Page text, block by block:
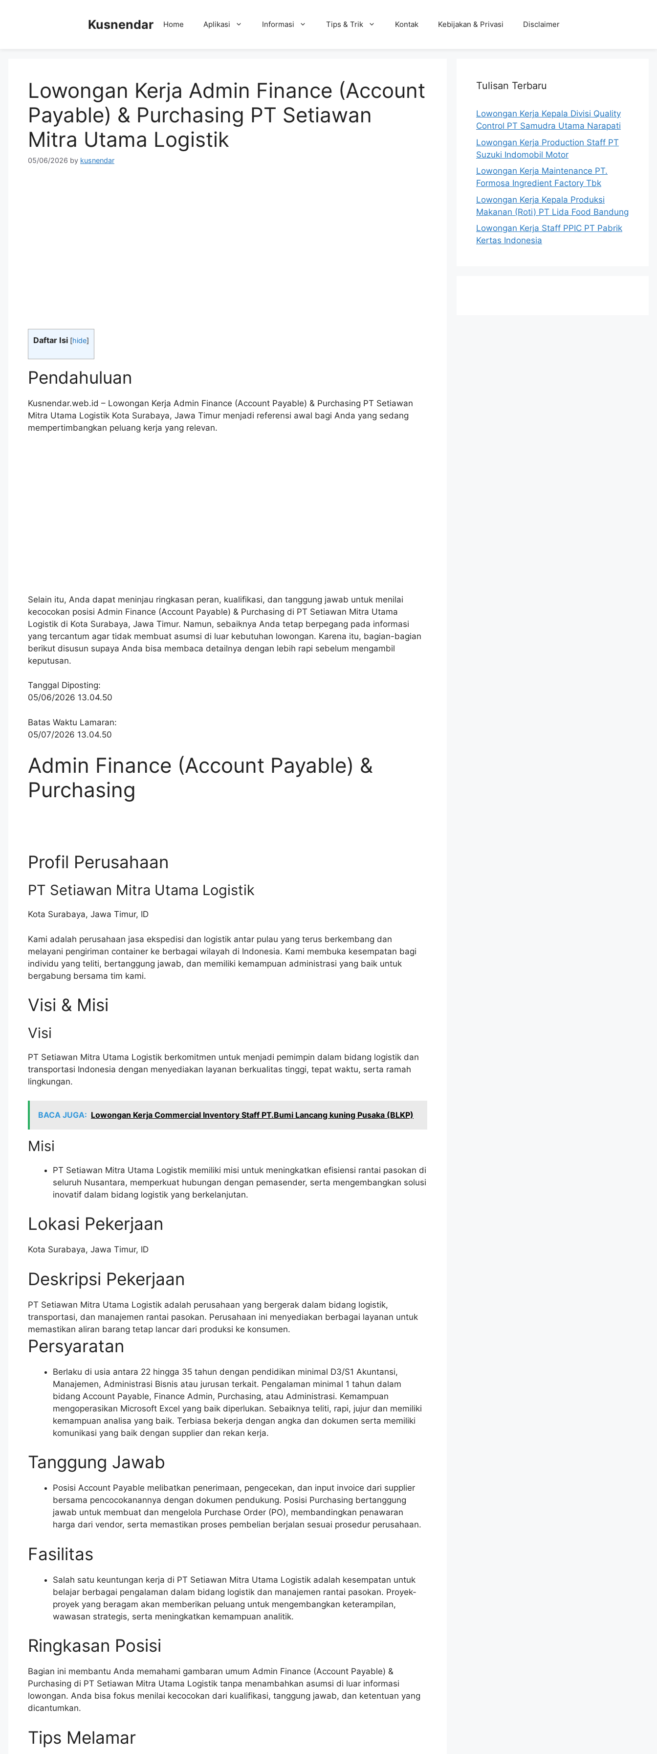
Kusnendar Home Aplikasi Informasi Tips & Trik Kontak Kebijakan & Privasi Disclaimer
Lowongan Kerja Admin Finance (Account
Payable) & Purchasing PT Setiawan
Mitra Utama Logistik
05/06/2026 by kusnendar
Daftar Isi [hide]
Pendahuluan
Kusnendar.web.id – Lowongan Kerja Admin Finance (Account Payable) & Purchasing PT Setiawan
Mitra Utama Logistik Kota Surabaya, Jawa Timur menjadi referensi awal bagi Anda yang sedang
mempertimbangkan peluang kerja yang relevan.
Selain itu, Anda dapat meninjau ringkasan peran, kualifikasi, dan tanggung jawab untuk menilai
kecocokan posisi Admin Finance (Account Payable) & Purchasing di PT Setiawan Mitra Utama
Logistik di Kota Surabaya, Jawa Timur. Namun, sebaiknya Anda tetap berpegang pada informasi
yang tercantum agar tidak membuat asumsi di luar kebutuhan lowongan. Karena itu, bagian-bagian
berikut disusun supaya Anda bisa membaca detailnya dengan lebih rapi sebelum mengambil
keputusan.
Tanggal Diposting:
05/06/2026 13.04.50
Batas Waktu Lamaran:
05/07/2026 13.04.50
Admin Finance (Account Payable) &
Purchasing
Profil Perusahaan
PT Setiawan Mitra Utama Logistik
Kota Surabaya, Jawa Timur, ID
Kami adalah perusahaan jasa ekspedisi dan logistik antar pulau yang terus berkembang dan
melayani pengiriman container ke berbagai wilayah di Indonesia. Kami membuka kesempatan bagi
individu yang teliti, bertanggung jawab, dan memiliki kemampuan administrasi yang baik untuk
bergabung bersama tim kami.
Visi & Misi
Visi
PT Setiawan Mitra Utama Logistik berkomitmen untuk menjadi pemimpin dalam bidang logistik dan
transportasi Indonesia dengan menyediakan layanan berkualitas tinggi, tepat waktu, serta ramah
lingkungan.
BACA JUGA: Lowongan Kerja Commercial Inventory Staff PT.Bumi Lancang kuning Pusaka (BLKP)
Misi
PT Setiawan Mitra Utama Logistik memiliki misi untuk meningkatkan efisiensi rantai pasokan di
seluruh Nusantara, memperkuat hubungan dengan pemasender, serta mengembangkan solusi
inovatif dalam bidang logistik yang berkelanjutan.
Lokasi Pekerjaan
Kota Surabaya, Jawa Timur, ID
Deskripsi Pekerjaan
PT Setiawan Mitra Utama Logistik adalah perusahaan yang bergerak dalam bidang logistik,
transportasi, dan manajemen rantai pasokan. Perusahaan ini menyediakan berbagai layanan untuk
memastikan aliran barang tetap lancar dari produksi ke konsumen.
Persyaratan
Berlaku di usia antara 22 hingga 35 tahun dengan pendidikan minimal D3/S1 Akuntansi,
Manajemen, Administrasi Bisnis atau jurusan terkait. Pengalaman minimal 1 tahun dalam
bidang Account Payable, Finance Admin, Purchasing, atau Administrasi. Kemampuan
mengoperasikan Microsoft Excel yang baik diperlukan. Sebaiknya teliti, rapi, jujur dan memiliki
kemampuan analisa yang baik. Terbiasa bekerja dengan angka dan dokumen serta memiliki
komunikasi yang baik dengan supplier dan rekan kerja.
Tanggung Jawab
Posisi Account Payable melibatkan penerimaan, pengecekan, dan input invoice dari supplier
bersama pencocokanannya dengan dokumen pendukung. Posisi Purchasing bertanggung
jawab untuk membuat dan mengelola Purchase Order (PO), membandingkan penawaran
harga dari vendor, serta memastikan proses pembelian berjalan sesuai prosedur perusahaan.
Fasilitas
Salah satu keuntungan kerja di PT Setiawan Mitra Utama Logistik adalah kesempatan untuk
belajar berbagai pengalaman dalam bidang logistik dan manajemen rantai pasokan. Proyek-
proyek yang beragam akan memberikan peluang untuk mengembangkan keterampilan,
wawasan strategis, serta meningkatkan kemampuan analitik.
Ringkasan Posisi
Bagian ini membantu Anda memahami gambaran umum Admin Finance (Account Payable) &
Purchasing di PT Setiawan Mitra Utama Logistik tanpa menambahkan asumsi di luar informasi
lowongan. Anda bisa fokus menilai kecocokan dari kualifikasi, tanggung jawab, dan ketentuan yang
dicantumkan.
Tips Melamar
Tulisan Terbaru
Lowongan Kerja Kepala Divisi Quality
Control PT Samudra Utama Narapati
Lowongan Kerja Production Staff PT
Suzuki Indomobil Motor
Lowongan Kerja Maintenance PT.
Formosa Ingredient Factory Tbk
Lowongan Kerja Kepala Produksi
Makanan (Roti) PT Lida Food Bandung
Lowongan Kerja Staff PPIC PT Pabrik
Kertas Indonesia